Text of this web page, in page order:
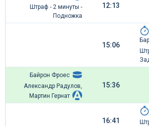
Штраф - 2 минуты -
Подножка
12:13
15:06
Байрон Фроес
Александр Радулов,
Мартин Гернат
15:36
16:41